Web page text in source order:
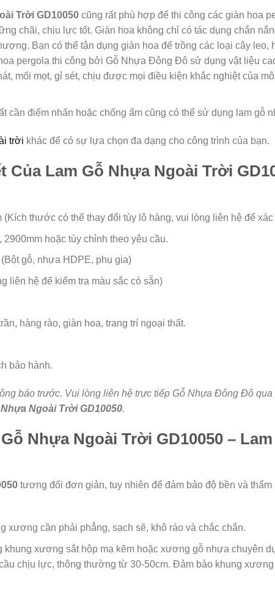
Trời GD10050cũng rất phù hợp để thi công các giàn hoa
chãi, chịu lực tốt. Giàn hoa không chỉ có tác dụng chắn
Bạn có thể tận dụng giàn hoa để trồng các loại cây leo,
pergola thi công bởi Gỗ Nhựa Đông Đô sử dụng vật liệu
mối mọt, gỉ sét, chịu được mọi điều kiện khắc nghiệt của
cần điểm nhấn hoặc chống ẩm cũng có thể sử dụng lam gỗ
trời khác để có sự lựa chọn đa dạng cho công trình của bạn.
Của Lam Gỗ Nhựa Ngoài Trời
(Kích thước có thể thay đổi tùy lô hàng, vui lòng liên hệ để
hoặc tùy chỉnh theo yêu cầu.
gỗ, nhựa HDPE, phụ gia)
liên hệ để kiểm tra màu sắc có sẵn)
hàng rào, giàn hoa, trang trí ngoại thất.
bảo hành.
báo trước. Vui lòng liên hệ trực tiếp Gỗ Nhựa Đông Đô
Ngoài Trời GD10050.
Nhựa Ngoài Trời GD10050 –
tương đối đơn giản, tuy nhiên để đảm bảo độ bền và thẩm
xương cần phải phẳng, sạch sẽ, khô ráo và chắc chắn.
khung xương sắt hộp mạ kẽm hoặc xương gỗ nhựa chuyên
chịu lực, thông thường từ 30-50cm. Đảm bảo khung